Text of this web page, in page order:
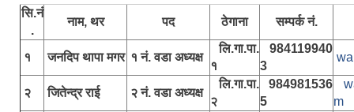
सि.नं
.
नाम, थर पद ठेगाना सम्पर्क नं.
१ जनदिप थापा मगर १ नं. वडा अध्यक्ष
लि.गा.पा.
१
984119940
3
२ जितेन्द्र राई २ नं. वडा अध्यक्ष
लि.गा.पा.
२
984981536
5
m